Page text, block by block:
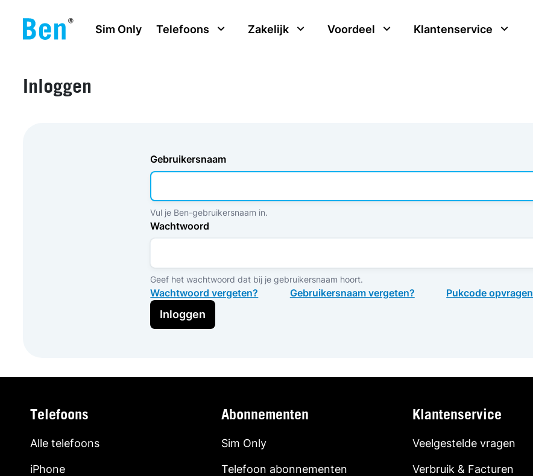
Sim Only
Telefoons Zakelijk Voordeel Klantenservice
Inloggen
Gebruikersnaam
Vul je Ben-gebruikersnaam in.
Wachtwoord
Geef het wachtwoord dat bij je gebruikersnaam hoort.
Wachtwoord vergeten? Gebruikersnaam vergeten? Pukcode opvragen
Inloggen
Telefoons
Alle telefoons
iPhone
Abonnementen
Sim Only
Telefoon abonnementen
Klantenservice
Veelgestelde vragen
Verbruik & Facturen